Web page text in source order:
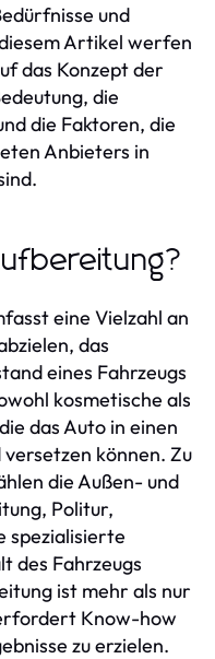
und
Artikel werfen
das Konzept der
die
die Faktoren, die
Anbieters in
eine Vielzahl an
das
eines Fahrzeugs
kosmetische als
das Auto in einen
können. Zu
die Außen- und
Politur,
spezialisierte
des Fahrzeugs
ist mehr als nur
Know-how
zu erzielen.